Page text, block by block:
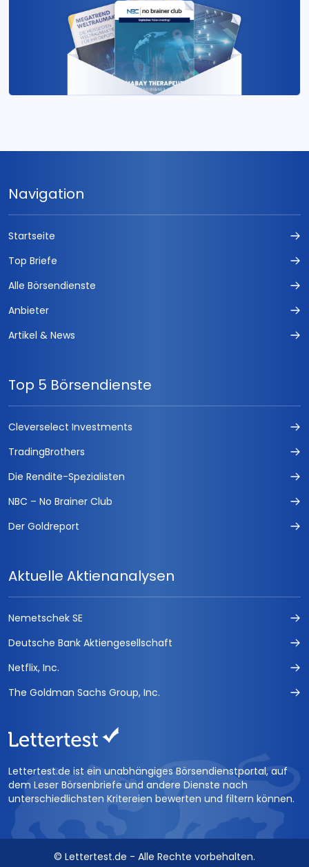
Navigation
Startseite
Top Briefe
Alle Börsendienste
Anbieter
Artikel & News
Top 5 Börsendienste
Cleverselect Investments
TradingBrothers
Die Rendite-Spezialisten
NBC – No Brainer Club
Der Goldreport
Aktuelle Aktienanalysen
Nemetschek SE
Deutsche Bank Aktiengesellschaft
Netflix, Inc.
The Goldman Sachs Group, Inc.
Lettertest.de ist ein unabhängiges Börsendienstportal, auf
dem Leser Börsenbriefe und andere Dienste nach
unterschiedlichsten Kritereien bewerten und filtern können.
© Lettertest.de - Alle Rechte vorbehalten.